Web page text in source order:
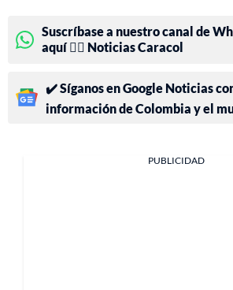
Suscríbase a nuestro canal de
aquí 👉🏻 Noticias Caracol
✔️ Síganos en Google Noticias
información de Colombia y el
PUBLICIDAD